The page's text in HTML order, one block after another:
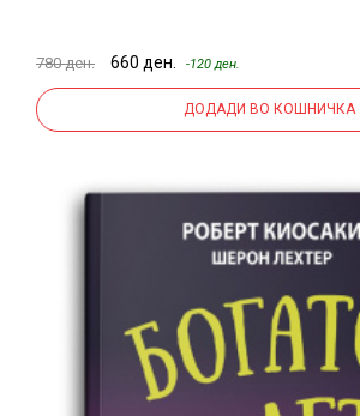
780 ден. 660 ден. -120 ден.
ДОДАДИ ВО КОШНИЧКА